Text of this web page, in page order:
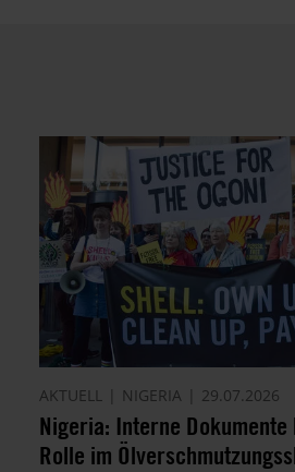
AKTUELL NIGERIA 29.07.2026
Nigeria: Interne Dokumente
Rolle im